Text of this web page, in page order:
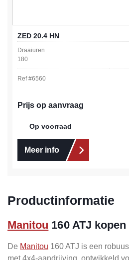
ZED 20.4 HN
Draaiuren
180
Ref #6560
Prijs op aanvraag
Op voorraad
Meer info
Productinformatie
Manitou 160 ATJ kopen
De Manitou 160 ATJ is een
met 4x4-aandrijving, ontwikkeld